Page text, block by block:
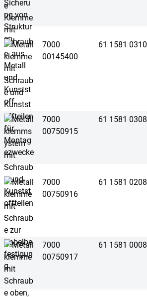
7000
00145400
61 1581 0310
7000
00750915
61 1581 0308
7000
00750916
61 1581 0208
7000
00750917
61 1581 0008